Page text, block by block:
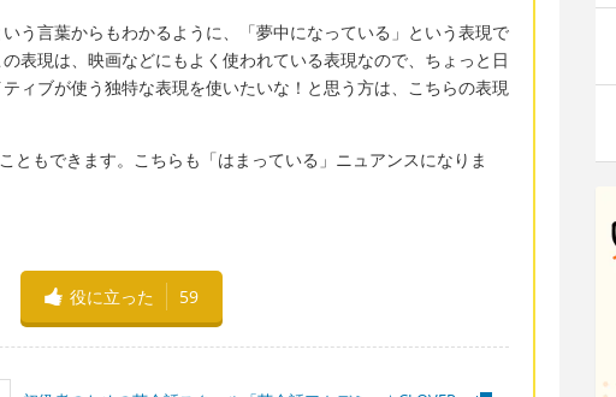
う言葉からもわかるように、「夢中になっている」という表現で
表現は、映画などにもよく使われている表現なので、ちょっと日
ィブが使う独特な表現を使いたいな！と思う方は、こちらの表現
もできます。こちらも「はまっている」ニュアンスになりま
役に立った 59